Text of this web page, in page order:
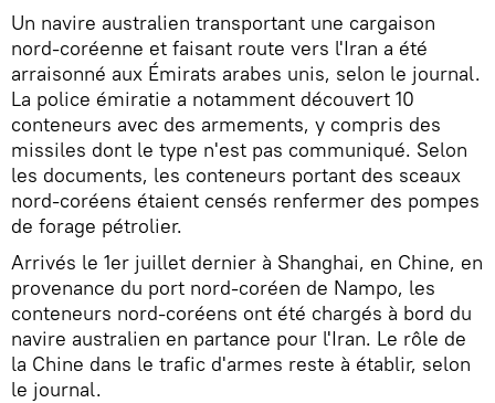
Un navire australien transportant une cargaison
nord-coréenne et faisant route vers l'Iran a été
arraisonné aux Émirats arabes unis, selon le journal.
La police émiratie a notamment découvert 10
conteneurs avec des armements, y compris des
missiles dont le type n'est pas communiqué. Selon
les documents, les conteneurs portant des sceaux
nord-coréens étaient censés renfermer des pompes
de forage pétrolier.
Arrivés le 1er juillet dernier à Shanghai, en Chine, en
provenance du port nord-coréen de Nampo, les
conteneurs nord-coréens ont été chargés à bord du
navire australien en partance pour l'Iran. Le rôle de
la Chine dans le trafic d'armes reste à établir, selon
le journal.